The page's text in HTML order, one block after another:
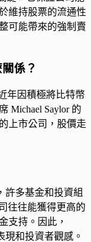
維持股票的流通性
可能帶來的強制賣
係？
年因積極將比特幣
Michael Saylor 的
上市公司，股價走
許多基金和投資組
往往能獲得更高的
支持。因此，
現和投資者觀感。